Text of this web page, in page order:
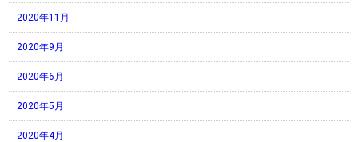
2020年11月
2020年9月
2020年6月
2020年5月
2020年4月